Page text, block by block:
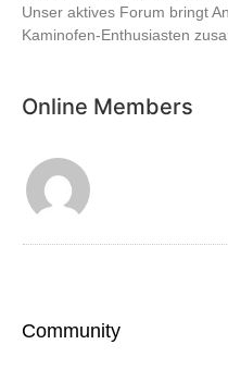
Unser aktives Forum bringt
Kaminofen-Enthusiasten
Online Members
Community